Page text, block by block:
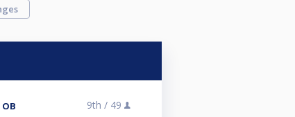
9th / 49